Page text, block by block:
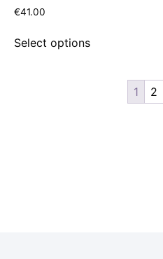
€41.00
Select options
1 2